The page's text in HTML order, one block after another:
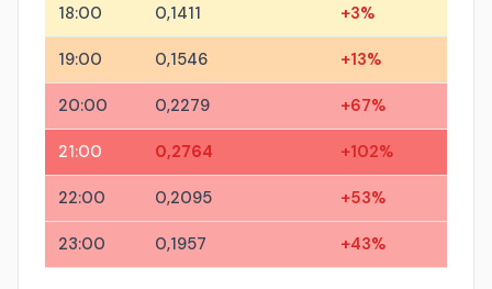
18:00 0,1411 +3%
19:00 0,1546 +13%
20:00 0,2279 +67%
21:00 0,2764 +102%
22:00 0,2095 +53%
23:00 0,1957 +43%